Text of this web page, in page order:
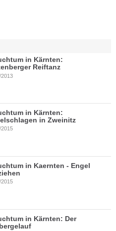
in Kärnten:
Reiftanz
2013
in Kärnten:
in Zweinitz
2015
in Kaernten - Engel
2015
in Kärnten: Der